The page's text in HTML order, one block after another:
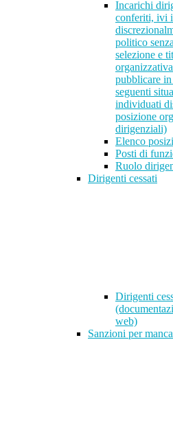
Incarichi
conferiti, ivi
politico
selezione e
pubblicare
seguenti
individuati
posizione
dirigenziali)
Elenco
Posti di
Ruolo
Dirigenti cessati
Dirigenti
web)
Sanzioni per